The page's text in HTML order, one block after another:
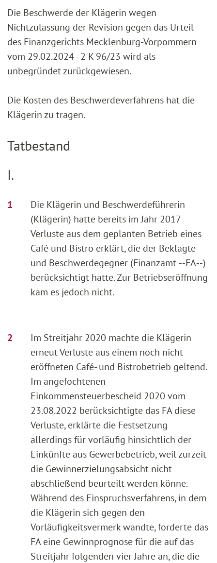
Die Beschwerde der Klägerin wegen
Nichtzulassung der Revision gegen das Urteil
des Finanzgerichts Mecklenburg-Vorpommern
vom 29.02.2024 - 2 K 96/23 wird als
unbegründet zurückgewiesen.
Die Kosten des Beschwerdeverfahrens hat die
Klägerin zu tragen.
Tatbestand
I.
Die Klägerin und Beschwerdeführerin
(Klägerin) hatte bereits im Jahr 2017
Verluste aus dem geplanten Betrieb eines
Café und Bistro erklärt, die der Beklagte
und Beschwerdegegner (Finanzamt ‑‑FA‑‑)
berücksichtigt hatte. Zur Betriebseröffnung
kam es jedoch nicht.
Im Streitjahr 2020 machte die Klägerin
erneut Verluste aus einem noch nicht
eröffneten Café- und Bistrobetrieb geltend.
Im angefochtenen
Einkommensteuerbescheid 2020 vom
23.08.2022 berücksichtigte das FA diese
Verluste, erklärte die Festsetzung
allerdings für vorläufig hinsichtlich der
Einkünfte aus Gewerbebetrieb, weil zurzeit
die Gewinnerzielungsabsicht nicht
abschließend beurteilt werden könne.
Während des Einspruchsverfahrens, in dem
die Klägerin sich gegen den
Vorläufigkeitsvermerk wandte, forderte das
FA eine Gewinnprognose für die auf das
Streitjahr folgenden vier Jahre an, die die